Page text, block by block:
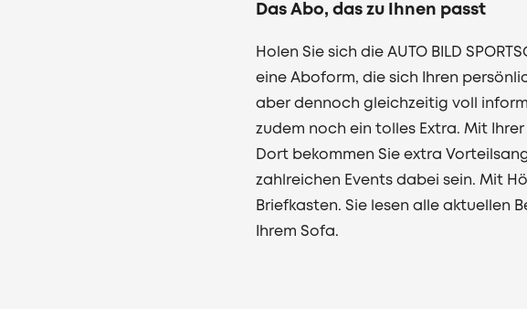
Das Abo, das zu Ihnen passt
Holen Sie sich die AUTO BILD
eine Aboform, die sich Ihren
aber dennoch gleichzeitig voll
zudem noch ein tolles Extra. Mit Ihrer
Dort bekommen Sie extra
zahlreichen Events dabei sein. Mit
Briefkasten. Sie lesen alle aktuellen
Ihrem Sofa.